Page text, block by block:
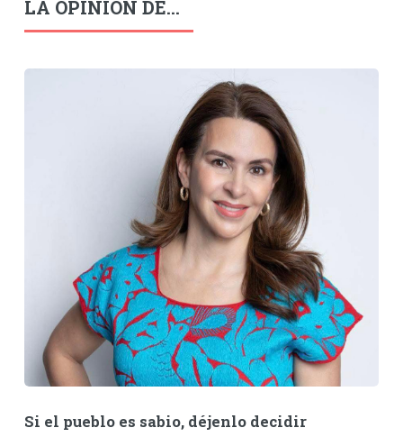
LA OPINIÓN DE...
Si el pueblo es sabio, déjenlo decidir